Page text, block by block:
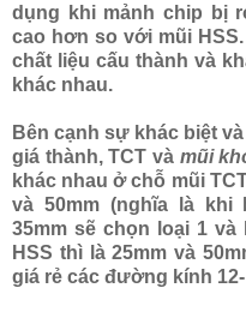
dụng khi mảnh chip bị
cao hơn so với mũi
chất liệu cấu thành và
khác nhau.
Bên cạnh sự khác biệt
giá thành, TCT và mũi
khác nhau ở chỗ mũi
và 50mm (nghĩa là
35mm sẽ chọn loại 1
HSS thì là 25mm và
giá rẻ các đường kính